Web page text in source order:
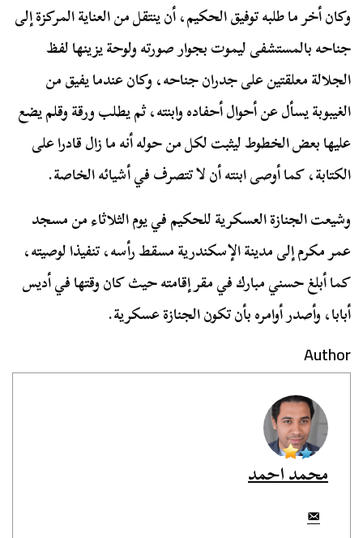
وكان أخر ما طلبه توفيق الحكيم، أن ينتقل من العناية المركزة إلى
جناحه بالمستشفى ليموت بجوار صورته ولوحة يزينها لفظ
الجلالة معلقتين على جدران جناحه، وكان عندما يفيق من
الغيبوبة يسأل عن أحوال أحفاده وابنته، ثم يطلب ورقة وقلم يضع
عليها بعض الخطوط ليثبت لكل من حوله أنه ما زال قادرا على
الكتابة، كما أوصى ابنته أن لا تتصرف في أشيائه الخاصة.
وشيعت الجنازة العسكرية للحكيم في يوم الثلاثاء من مسجد
عمر مكرم إلى مدينة الإسكندرية مسقط رأسه، تنفيذا لوصيته،
كما أبلغ حسني مبارك في مقر إقامته حيث كان وقتها في أديس
أبابا، وأصدر أوامره بأن تكون الجنازة عسكرية.
Author
محمد احمد